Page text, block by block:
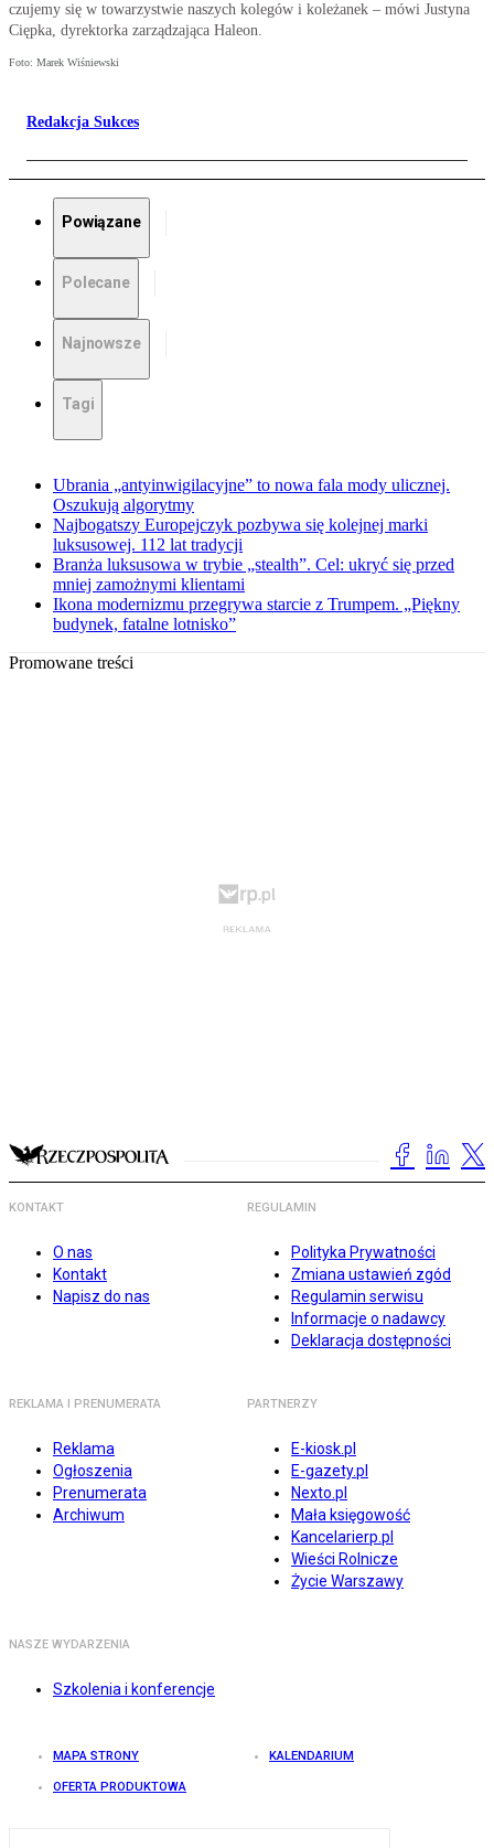
czujemy się w towarzystwie naszych kolegów i koleżanek – mówi Justyna
Ciępka, dyrektorka zarządzająca Haleon.
Foto: Marek Wiśniewski
Redakcja Sukces
Powiązane
Polecane
Najnowsze
Tagi
Ubrania „antyinwigilacyjne” to nowa fala mody ulicznej.
Oszukują algorytmy
Najbogatszy Europejczyk pozbywa się kolejnej marki
luksusowej. 112 lat tradycji
Branża luksusowa w trybie „stealth”. Cel: ukryć się przed
mniej zamożnymi klientami
Ikona modernizmu przegrywa starcie z Trumpem. „Piękny
budynek, fatalne lotnisko”
Promowane treści
KONTAKT
O nas
Kontakt
Napisz do nas
REGULAMIN
Polityka Prywatności
Zmiana ustawień zgód
Regulamin serwisu
Informacje o nadawcy
Deklaracja dostępności
REKLAMA I PRENUMERATA
Reklama
Ogłoszenia
Prenumerata
Archiwum
PARTNERZY
E-kiosk.pl
E-gazety.pl
Nexto.pl
Mała księgowość
Kancelarierp.pl
Wieści Rolnicze
Życie Warszawy
NASZE WYDARZENIA
Szkolenia i konferencje
MAPA STRONY KALENDARIUM
OFERTA PRODUKTOWA